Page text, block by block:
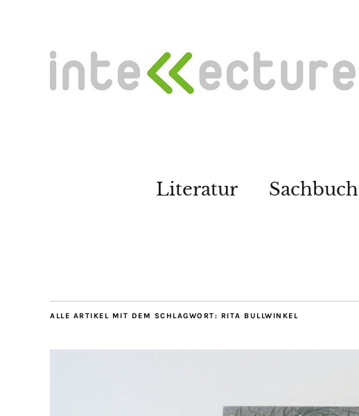
Literatur Sachbuch
ALLE ARTIKEL MIT DEM SCHLAGWORT: RITA BULLWINKEL